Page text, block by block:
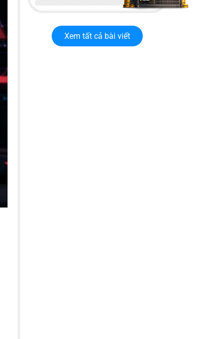
Xem tất cả bài viết